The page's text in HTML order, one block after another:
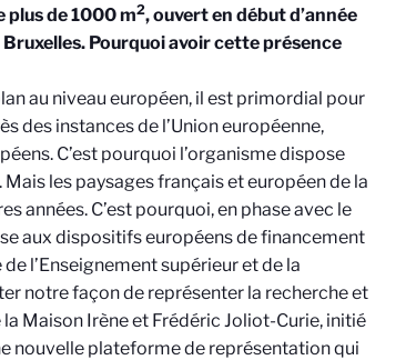
plus de 1000 m2, ouvert en début d’année
Pourquoi avoir cette présence
au niveau européen, il est primordial pour
des instances de l’Union européenne,
C’est pourquoi l’organisme dispose
les paysages français et européen de la
années. C’est pourquoi, en phase avec le
aux dispositifs européens de financement
l’Enseignement supérieur et de la
notre façon de représenter la recherche et
Maison Irène et Frédéric Joliot-Curie, initié
nouvelle plateforme de représentation qui